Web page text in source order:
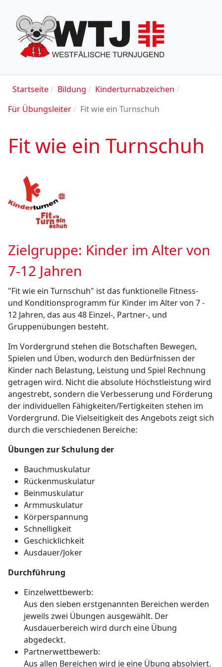
Startseite Bildung
Kinderturnabzeichen
Für Übungsleiter
Fit wie ein Turnschuh
Fit wie ein Turnschuh
Zielgruppe: Kinder im Alter von
7-12 Jahren
"Fit wie ein Turnschuh" ist das funktionelle Fitness-
und Konditionsprogramm für Kinder im Alter von 7 -
12 Jahren, das aus 48 Einzel-, Partner-, und
Gruppenübungen besteht.
Im Vordergrund stehen die Botschaften Bewegen,
Spielen und Üben, wodurch den Bedürfnissen der
Kinder nach Belastung, Leistung und Spiel Rechnung
getragen wird. Nicht die absolute Höchstleistung wird
angestrebt, sondern die Verbesserung und Förderung
der individuellen Fähigkeiten/Fertigkeiten stehen im
Vordergrund. Die Vielseitigkeit des Angebots zeigt sich
durch die verschiedenen Bereiche:
Übungen zur Schulung der
Bauchmuskulatur
Rückenmuskulatur
Beinmuskulatur
Armmuskulatur
Körperspannung
Schnelligkeit
Geschicklichkeit
Ausdauer/Joker
Durchführung
Einzelwettbewerb:
Aus den sieben erstgenannten Bereichen werden
jeweils zwei Übungen ausgewählt. Der
Ausdauerbereich wird durch eine Übung
abgedeckt.
Partnerwettbewerb:
Aus allen Bereichen wird je eine Übung absolviert.